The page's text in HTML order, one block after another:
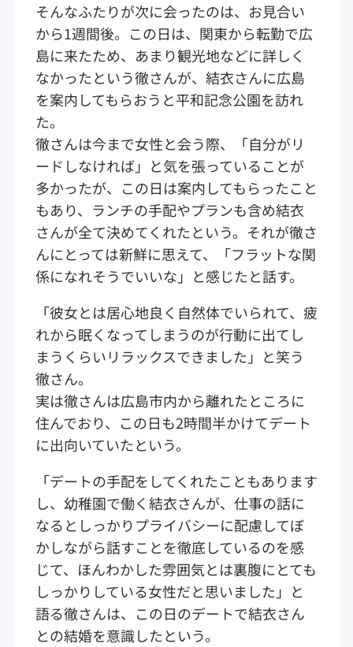
そんなふたりが次に会ったのは、お見合い
から1週間後。この日は、関東から転勤で広
島に来たため、あまり観光地などに詳しく
なかったという徹さんが、結衣さんに広島
を案内してもらおうと平和記念公園を訪れ
た。
徹さんは今まで女性と会う際、「自分がリ
ードしなければ」と気を張っていることが
多かったが、この日は案内してもらったこと
もあり、ランチの手配やプランも含め結衣
さんが全て決めてくれたという。それが徹さ
んにとっては新鮮に思えて、「フラットな関
係になれそうでいいな」と感じたと話す。
「彼女とは居心地良く自然体でいられて、疲
れから眠くなってしまうのが行動に出てし
まうくらいリラックスできました」と笑う
徹さん。
実は徹さんは広島市内から離れたところに
住んでおり、この日も2時間半かけてデート
に出向いていたという。
「デートの手配をしてくれたこともあります
し、幼稚園で働く結衣さんが、仕事の話に
なるとしっかりプライバシーに配慮してぼ
かしながら話すことを徹底しているのを感
じて、ほんわかした雰囲気とは裏腹にとても
しっかりしている女性だと思いました」と
語る徹さんは、この日のデートで結衣さん
との結婚を意識したという。